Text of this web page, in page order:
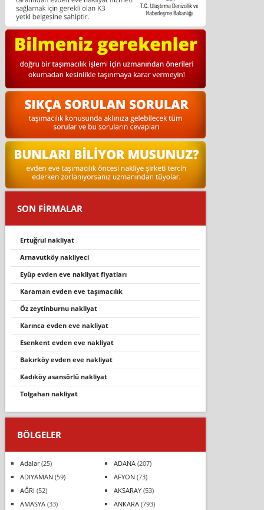
SON FİRMALAR
ertuğrul nakliyat
arnavutköy nakliyeci
eyüp evden eve nakliyat fiyatları
karaman evden eve taşımacılık
öz zeytinburnu nakliyat
karınca evden eve nakliyat
esenkent evden eve nakliyat
bakirköy evden eve nakli̇yat
kadıköy asansörlü nakliyat
tolgahan nakliyat
BÖLGELER
Adalar(25) ADANA(207)
ADIYAMAN(59) AFYON(73)
AĞRI (52) AKSARAY(53)
AMASYA(33) ANKARA(793)